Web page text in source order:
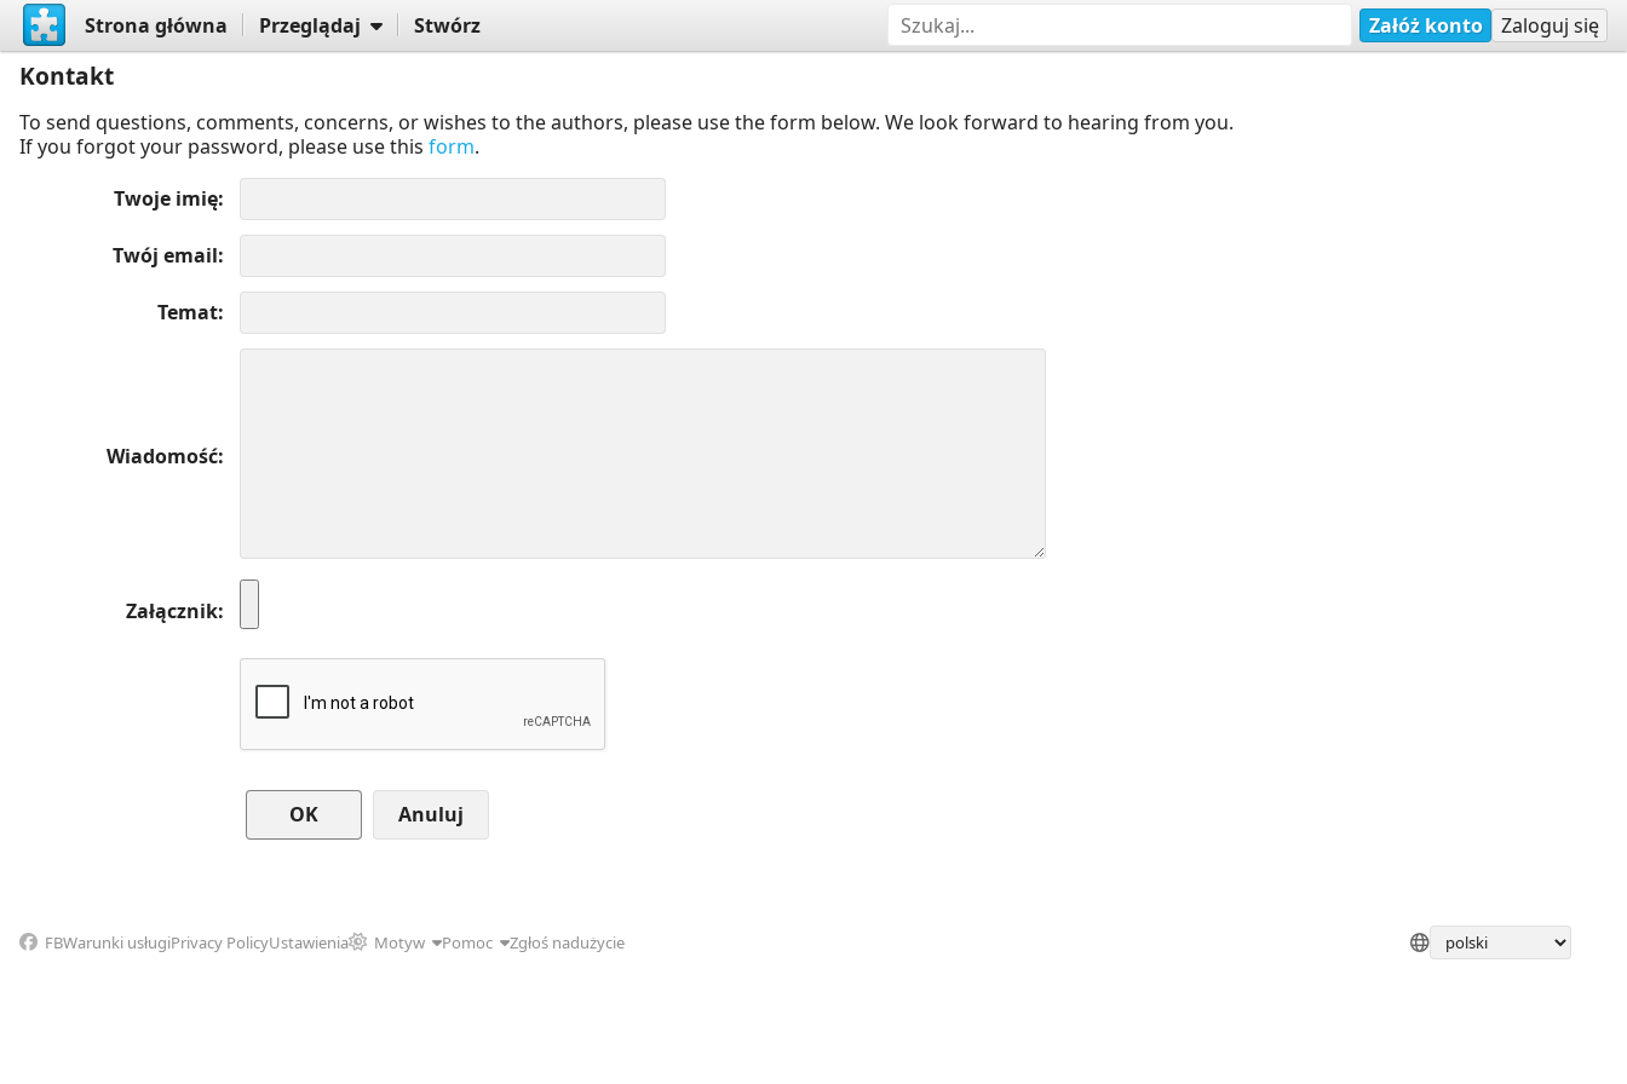
Strona główna Przeglądaj Stwórz Załóż konto Zaloguj się
Kontakt
To send questions, comments, concerns, or wishes to the authors, please use the form below. We look forward to hearing from you.
If you forgot your password, please use this form.
Twoje imię
Twój email
Temat
Wiadomość
Załącznik
Anuluj
FBWarunki usługiPrivacy PolicyUstawienia Motyw Pomoc Zgłoś nadużycie